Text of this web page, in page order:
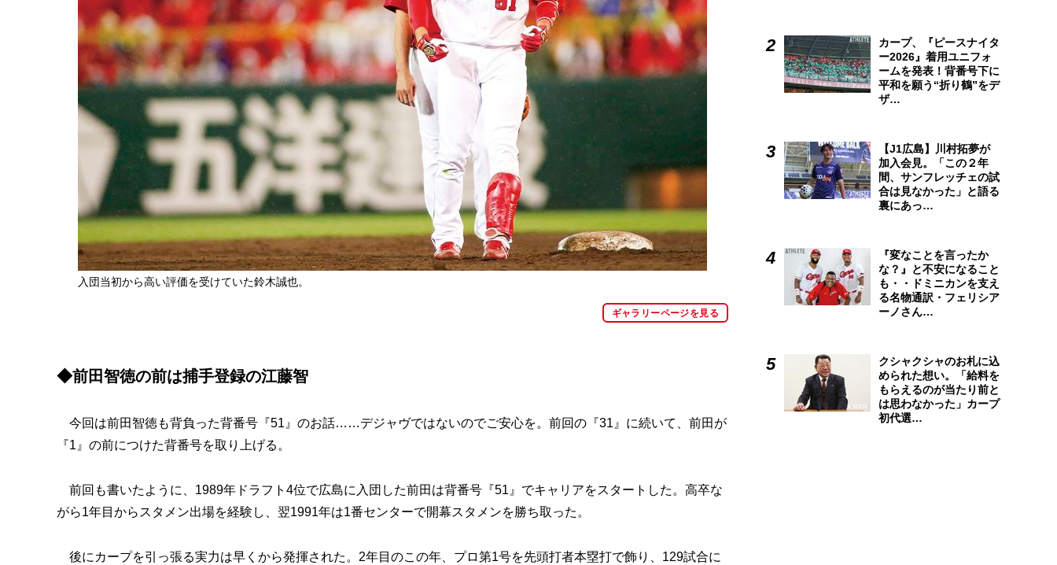
入団当初から高い評価を受けていた鈴木誠也。
ギャラリーページを見る
◆前田智徳の前は捕手登録の江藤智
今回は前田智徳も背負った背番号『51』のお話……デジャヴではないのでご安心を。前回の『31』に続いて、前田が
『1』の前につけた背番号を取り上げる。
前回も書いたように、1989年ドラフト4位で広島に入団した前田は背番号『51』でキャリアをスタートした。高卒な
がら1年目からスタメン出場を経験し、翌1991年は1番センターで開幕スタメンを勝ち取った。
後にカープを引っ張る実力は早くから発揮された。2年目のこの年、プロ第1号を先頭打者本塁打で飾り、129試合に
カープ、『ピースナイタ
ー2026』着用ユニフォ
ームを発表！背番号下に
平和を願う“折り鶴”をデ
ザ…
【J1広島】川村拓夢が
加入会見。「この２年
間、サンフレッチェの試
合は見なかった」と語る
裏にあっ…
『変なことを言ったか
な？』と不安になること
も・・ドミニカンを支え
る名物通訳・フェリシア
ーノさん…
クシャクシャのお札に込
められた想い。「給料を
もらえるのが当たり前と
は思わなかった」カープ
初代選…